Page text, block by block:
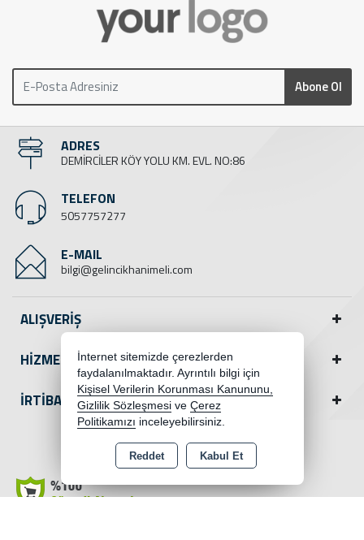
Abone Ol
ADRES
DEMİRCİLER KÖY YOLU KM. EVL. NO:86
TELEFON
5057757277
E-MAIL
bilgi@gelincikhanimeli.com
ALIŞVERİŞ
HİZMETLER
İRTİBAT
Facebook
İnternet sitemizde çerezlerden
faydalanılmaktadır. Ayrıntılı bilgi için
Kişisel Verilerin Korunması Kanununu,
Gizlilik Sözleşmesi ve Çerez
Politikamızı inceleyebilirsiniz.
Reddet Kabul Et